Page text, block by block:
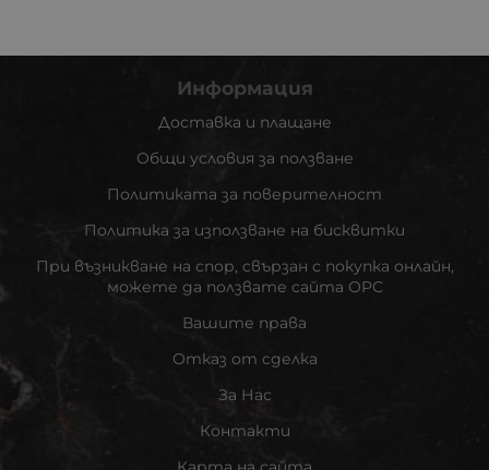
Информация
Доставка и плащане
Общи условия за ползване
Политиката за поверителност
Политика за използване на бисквитки
При възникване на спор, свързан с покупка онлайн,
можете да ползвате сайта ОРС
Вашите права
Отказ от сделка
За Нас
Контакти